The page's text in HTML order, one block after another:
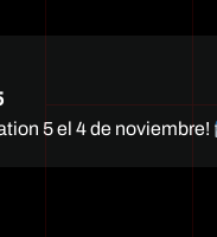
5 el 4 de noviembre!